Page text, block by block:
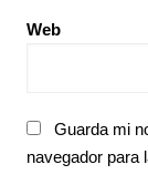
Web
Guarda mi
navegador para